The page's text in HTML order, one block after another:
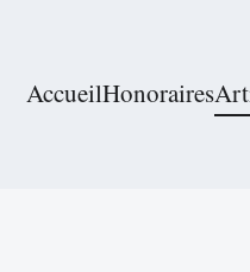
AccueilHonoraires